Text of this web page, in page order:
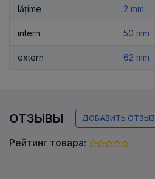
lățime 2 mm
intern 50 mm
extern 62 mm
ОТЗЫВЫ ДОБАВИТЬ ОТЗЫВ
Рейтинг товара: